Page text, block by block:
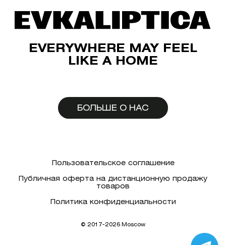
EVERYWHERE MAY FEEL
LIKE A HOME
БОЛЬШЕ О НАС
Пользовательское соглашение
Публичная оферта на дистанционную продажу
товаров
Политика конфиденциальности
© 2017-2026 Moscow